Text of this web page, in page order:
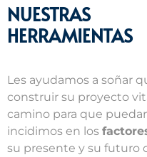
NUESTRAS
HERRAMIENTAS
Les ayudamos a soñar
construir su proyecto
camino para que
incidimos en los
su presente y su futuro